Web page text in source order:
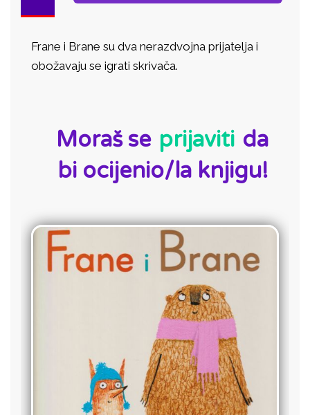
Frane i Brane su dva nerazdvojna prijatelja i
obožavaju se igrati skrivača.
Moraš se prijaviti da
bi ocijenio/la knjigu!